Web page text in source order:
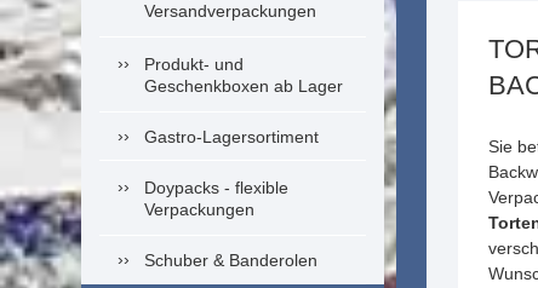
Versandverpackungen
Produkt- und
Geschenkboxen ab Lager
Gastro-Lagersortiment
Doypacks - flexible
Verpackungen
Schuber & Banderolen
Sie